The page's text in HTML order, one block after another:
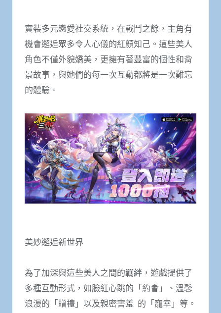
實裝多元戀愛社交系統，在戰鬥之餘，主角有
機會邂逅眾多令人心儀的紅顏知己。這些美人
角色不僅外貌嬌美，更擁有著豐富的個性和背
景故事，與她們的每一次互動都將是一次難忘
的體驗。
美妙邂逅新世界
為了加深與這些美人之間的羈絆，遊戲提供了
多種互動形式，如臉紅心跳的「約會」、溫馨
浪漫的「贈禮」以及親密害羞 的「寵幸」等。